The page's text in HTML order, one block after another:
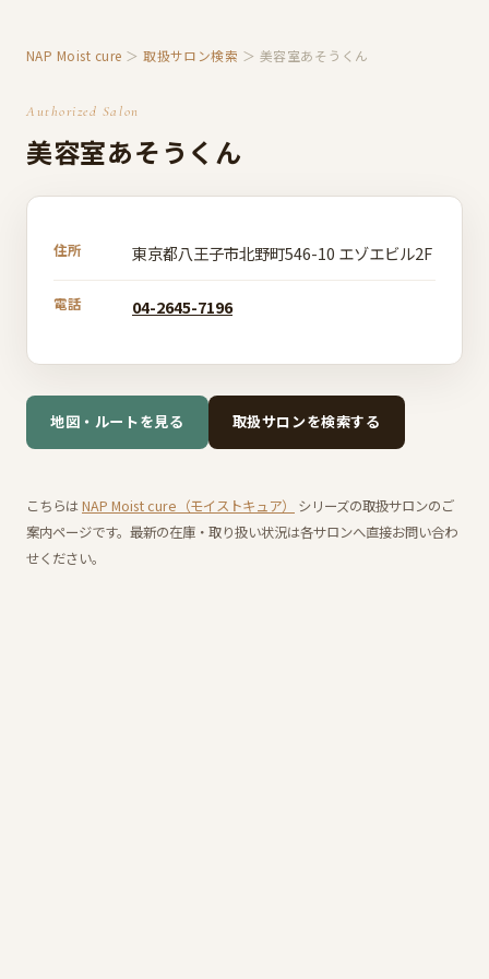
NAP Moist cure ＞取扱サロン検索 ＞ 美容室あそうくん
Authorized Salon
美容室あそうくん
住所 東京都八王子市北野町546-10 エゾエビル2F
電話 04-2645-7196
地図・ルートを見る 取扱サロンを検索する
こちらはNAP Moist cure（モイストキュア）
シリーズの取扱サロンのご
案内ページです。最新の在庫・取り扱い状況は各サロンへ直接お問い合わ
せください。